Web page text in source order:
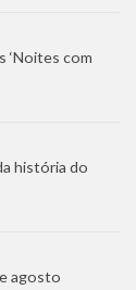
‘Noites com
história do
agosto